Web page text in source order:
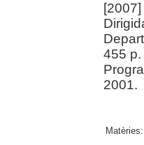
[2007]
455 p.
2001.
Matèries: